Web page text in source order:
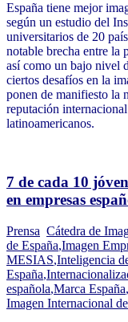
España tiene mejor
según un estudio del
universitarios de 20
notable brecha entre la
así como un bajo nivel
ciertos desafíos en la
ponen de manifiesto la
reputación
latinoamericanos.
7 de cada 10
en empresas
Prensa Cátedra de
de España,Imagen
MESIAS,Inteligencia
España,
española,Marca España,
Imagen Internacional